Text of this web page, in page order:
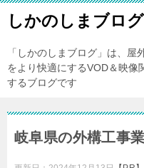
しかのしまブログ
「しかのしまブログ」は、
をより快適にするVOD＆映像
するブログです
岐阜県の外構工事